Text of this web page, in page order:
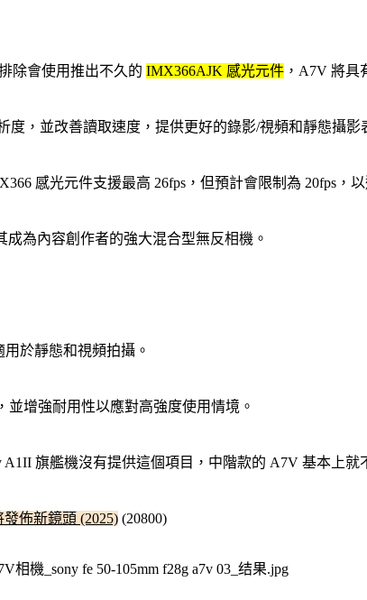
除會使用推出不久的 IMX366AJK 感光元件 ，A7V 將具
度，並改善讀取速度，提供更好的錄影/視頻和靜態攝影
感光元件支援最高 26fps，但預計會限制為 20fps，
成為內容創作者的強大混合型無反相機。
於靜態和視頻拍攝。
增強耐用性以應對高強度使用情境。
A1II 旗艦機沒有提供這個項目，中階款的 A7V 基本上就
佈新鏡頭 (2025) (20800)